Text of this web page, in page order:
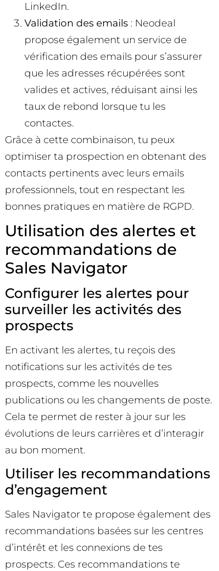
LinkedIn.
Validation des emails : Neodeal
propose également un service de
vérification des emails pour s’assurer
que les adresses récupérées sont
valides et actives, réduisant ainsi les
taux de rebond lorsque tu les
contactes.
Grâce à cette combinaison, tu peux
optimiser ta prospection en obtenant des
contacts pertinents avec leurs emails
professionnels, tout en respectant les
bonnes pratiques en matière de RGPD.
Utilisation des alertes et
recommandations de
Sales Navigator
Configurer les alertes pour
surveiller les activités des
prospects
En activant les alertes, tu reçois des
notifications sur les activités de tes
prospects, comme les nouvelles
publications ou les changements de poste.
Cela te permet de rester à jour sur les
évolutions de leurs carrières et d’interagir
au bon moment.
Utiliser les recommandations
d’engagement
Sales Navigator te propose également des
recommandations basées sur les centres
d’intérêt et les connexions de tes
prospects. Ces recommandations te